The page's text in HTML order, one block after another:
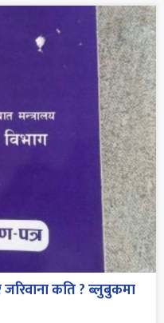
कति ? ब्लुबुकमा